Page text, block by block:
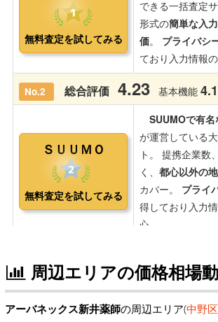
周辺エリアの価格相場
アーバネックス新井薬師の周辺エリア(中野区